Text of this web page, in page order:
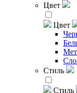
Цвет
Цвет
Стиль
Стиль